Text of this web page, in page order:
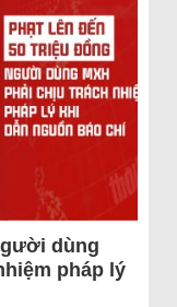
dùng
pháp lý